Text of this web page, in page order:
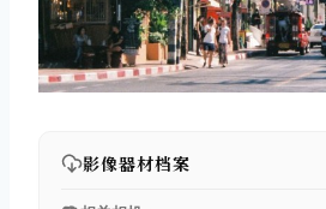
影像器材档案